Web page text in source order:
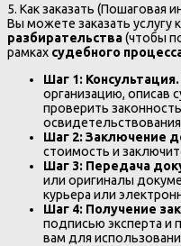
5. Как заказать (Пошаговая
Вы можете заказать услугу
разбирательства(чтобы
рамках судебного
Шаг 1: Консультация.
организацию, описав
проверить
Шаг 2: Заключение
стоимость и
Шаг 3: Передача
или оригиналы
курьера или
Шаг 4: Получение
подписью эксперта и
вам для